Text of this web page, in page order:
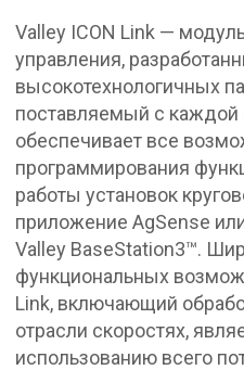
Valley ICON Link —
управления,
высокотехнологичных
поставляемый с каждой
обеспечивает все
программирования
работы установок
приложение AgSense
Valley BaseStation3™.
функциональных
Link, включающий
отрасли скоростях,
использованию всего